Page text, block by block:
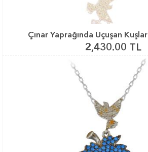
Çınar Yaprağında Uçuşan
2,430.00 TL